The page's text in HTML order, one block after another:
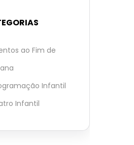
ao Fim de
Infantil
Infantil